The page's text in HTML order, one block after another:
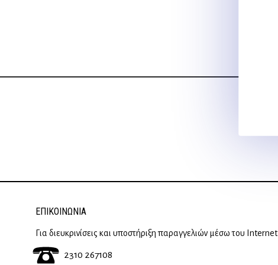
ΕΠΙΚΟΙΝΩΝΊΑ
Για διευκρινίσεις και υποστήριξη παραγγελιών μέσω του Internet
2310 267108